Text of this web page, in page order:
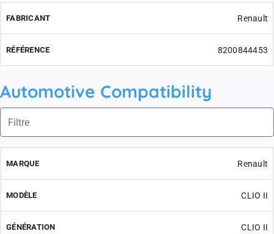
Renault
8200844453
Automotive Compatibility
Renault
CLIO II
CLIO II